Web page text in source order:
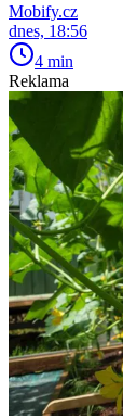
Mobify.cz
dnes, 18:56
4 min
Reklama